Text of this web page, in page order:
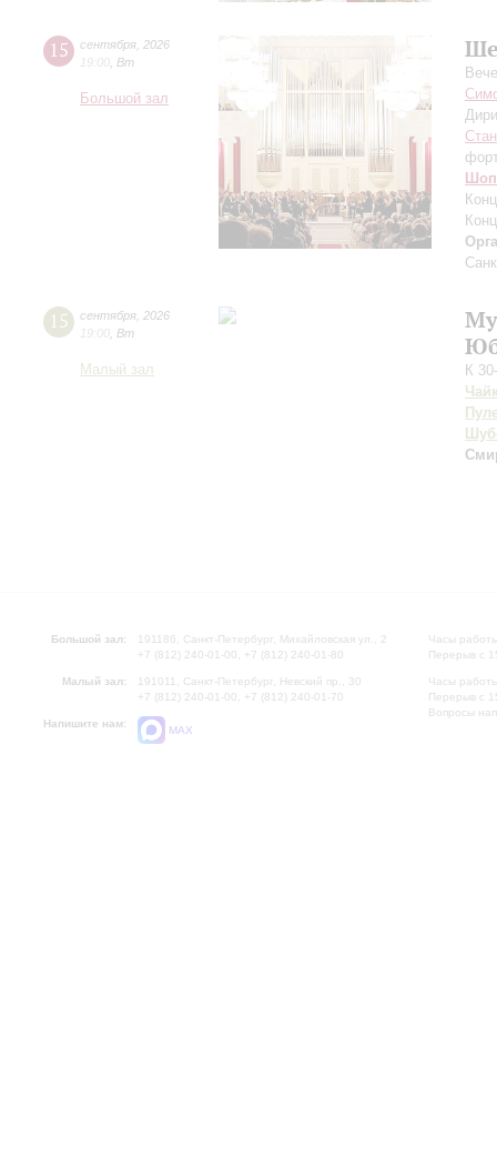
15 сентября 2026
19:00 Вт
Большой зал
15 сентября 2026
19:00 Вт
Малый зал
К
Большой зал:
191186, Санкт-Петербург, Михайловская ул., 2
+7 (812) 240-01-00, +7 (812) 240-01-80
Малый зал:
191011, Санкт-Петербург, Невский пр., 30
+7 (812) 240-01-00, +7 (812) 240-01-70
Напишите нам:
MAX
Часы
Перерыв с
Часы
Перерыв с
Вопросы